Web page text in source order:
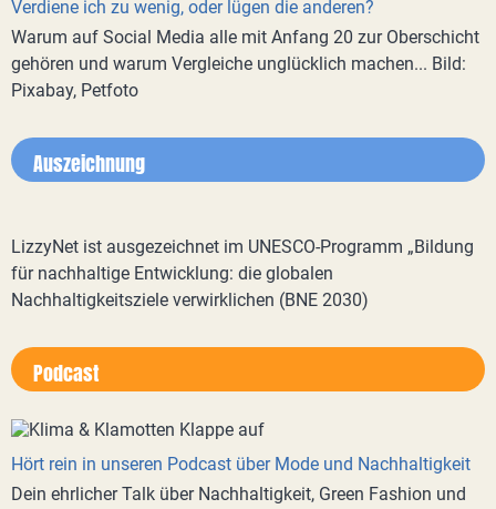
Verdiene ich zu wenig, oder lügen die anderen?
Warum auf Social Media alle mit Anfang 20 zur Oberschicht
gehören und warum Vergleiche unglücklich machen... Bild:
Pixabay, Petfoto
Auszeichnung
LizzyNet ist ausgezeichnet im UNESCO-Programm „Bildung
für nachhaltige Entwicklung: die globalen
Nachhaltigkeitsziele verwirklichen (BNE 2030)
Podcast
Hört rein in unseren Podcast über Mode und Nachhaltigkeit
Dein ehrlicher Talk über Nachhaltigkeit, Green Fashion und